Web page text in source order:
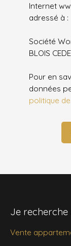
Internet
adressé à :
Société
BLOIS
Pour en
données
politique
Je recherche
Vente